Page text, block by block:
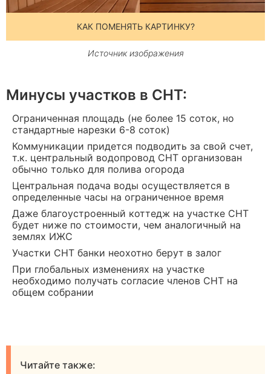
КАК ПОМЕНЯТЬ КАРТИНКУ?
Источник изображения
Минусы участков в СНТ:
Ограниченная площадь (не более 15 соток, но
стандартные нарезки 6-8 соток)
Коммуникации придется подводить за свой счет,
т.к. центральный водопровод СНТ организован
обычно только для полива огорода
Центральная подача воды осуществляется в
определенные часы на ограниченное время
Даже благоустроенный коттедж на участке СНТ
будет ниже по стоимости, чем аналогичный на
землях ИЖС
Участки СНТ банки неохотно берут в залог
При глобальных изменениях на участке
необходимо получать согласие членов СНТ на
общем собрании
Читайте также: